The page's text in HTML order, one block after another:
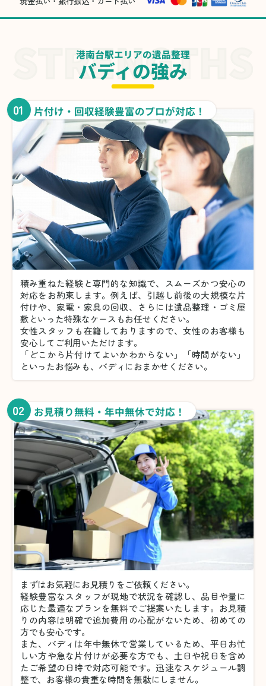
港南台駅エリアの遺品整理
バディの強み
01 片付け・回収経験豊富のプロが対応！
積み重ねた経験と専門的な知識で、スムーズかつ安心の
対応をお約束します。例えば、引越し前後の大規模な片
付けや、家電・家具の回収、さらには遺品整理・ゴミ屋
敷といった特殊なケースもお任せください。
女性スタッフも在籍しておりますので、女性のお客様も
安心してご利用いただけます。
「どこから片付けてよいかわからない」「時間がない」
といったお悩みも、バディにおまかせください。
02 お見積り無料・年中無休で対応！
まずはお気軽にお見積りをご依頼ください。
経験豊富なスタッフが現地で状況を確認し、品目や量に
応じた最適なプランを無料でご提案いたします。お見積
りの内容は明確で追加費用の心配がないため、初めての
方でも安心です。
また、バディは年中無休で営業しているため、平日お忙
しい方や急な片付けが必要な方でも、土日や祝日を含め
たご希望の日時で対応可能です。迅速なスケジュール調
整で、お客様の貴重な時間を無駄にしません。